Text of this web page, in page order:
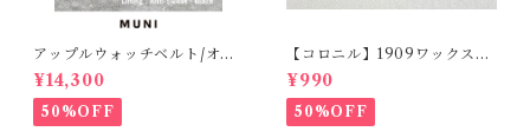
アップルウォッチベルト/オイ
ルコードバン・レッド・フラ
ット（For 42/44/45/49m
m）時計バンド
¥14,300
50%OFF
【コロニル】1909ワックスポ
リッシュ バーガンディ（革
靴用）
¥990
50%OFF